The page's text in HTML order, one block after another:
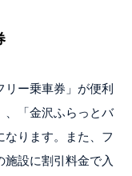
ー乗車券」が便利
、「金沢ふらっとバ
なります。また、フ
施設に割引料金で入